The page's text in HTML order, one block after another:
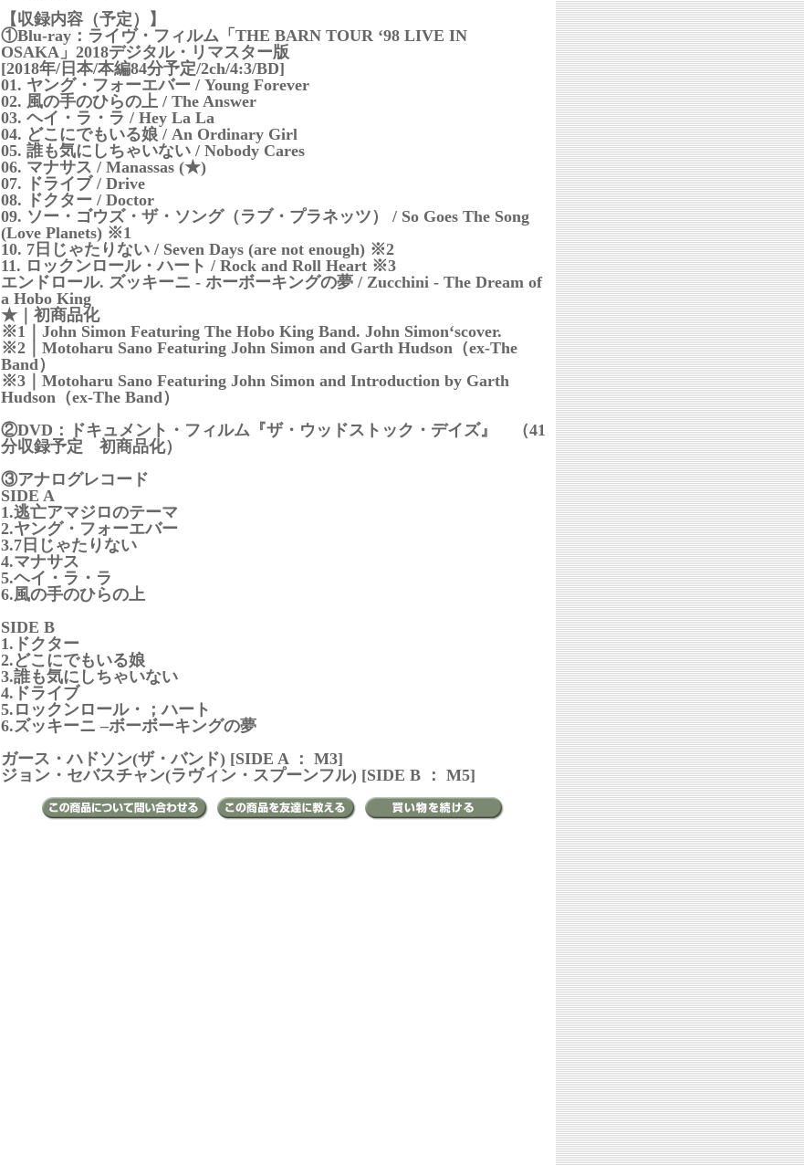
【収録内容（予定）】
①Blu-ray：ライヴ・フィルム「THE BARN TOUR ‘98 LIVE IN
OSAKA」2018デジタル・リマスター版
[2018年/日本/本編84分予定/2ch/4:3/BD]
01. ヤング・フォーエバー / Young Forever
02. 風の手のひらの上 / The Answer
03. ヘイ・ラ・ラ / Hey La La
04. どこにでもいる娘 / An Ordinary Girl
05. 誰も気にしちゃいない / Nobody Cares
06. マナサス / Manassas (★)
07. ドライブ / Drive
08. ドクター / Doctor
09. ソー・ゴウズ・ザ・ソング（ラブ・プラネッツ） / So Goes The Song
(Love Planets) ※1
10. 7日じゃたりない / Seven Days (are not enough) ※2
11. ロックンロール・ハート / Rock and Roll Heart ※3
エンドロール. ズッキーニ - ホーボーキングの夢 / Zucchini - The Dream of
a Hobo King
★｜初商品化
※1｜John Simon Featuring The Hobo King Band. John Simon‘scover.
※2｜Motoharu Sano Featuring John Simon and Garth Hudson（ex-The
Band）
※3｜Motoharu Sano Featuring John Simon and Introduction by Garth
Hudson（ex-The Band）
②DVD：ドキュメント・フィルム『ザ・ウッドストック・デイズ』 （41
分収録予定 初商品化）
③アナログレコード
SIDE A
1.逃亡アマジロのテーマ
2.ヤング・フォーエバー
3.7日じゃたりない
4.マナサス
5.ヘイ・ラ・ラ
6.風の手のひらの上
SIDE B
1.ドクター
2.どこにでもいる娘
3.誰も気にしちゃいない
4.ドライブ
5.ロックンロール・；ハート
6.ズッキーニ –ボーボーキングの夢
ガース・ハドソン(ザ・バンド) [SIDE A ： M3]
ジョン・セバスチャン(ラヴィン・スプーンフル) [SIDE B ： M5]